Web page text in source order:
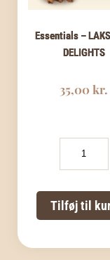
Essentials –
DELIGHTS
35,00kr.
LAKS
antal
Tilføj til